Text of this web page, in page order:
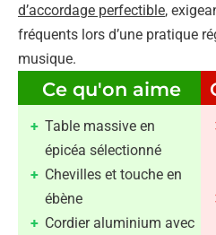
d’accordage perfectible,
fréquents lors d’une pratique
musique.
Ce qu'on aime
Table massive en
épicéa sélectionné
Chevilles et touche en
ébène
Cordier aluminium avec